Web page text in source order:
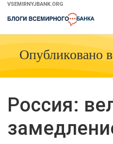
Skip
Main
VSEMIRNYJBANK.ORG
Опубликовано в
Россия: